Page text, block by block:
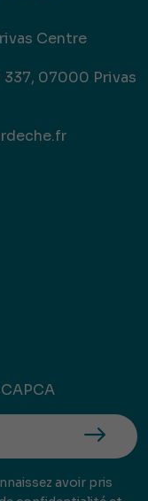
Centre
337, 07000 Privas
avoir pris